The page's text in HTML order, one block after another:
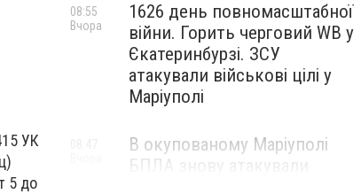
УК
5 до
1626 день повномасштабної
війни. Горить черговий WB у
Єкатеринбурзі. ЗСУ
атакували військові цілі у
Маріуполі
08:55
Вчора
В окупованому Маріуполі
БПЛА знову атакували